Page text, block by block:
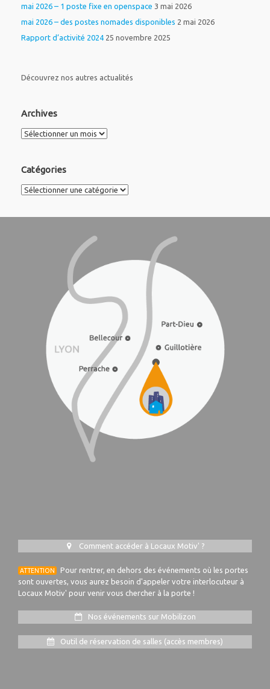
mai 2026 – 1 poste fixe en openspace 3 mai 2026
mai 2026 – des postes nomades disponibles 2 mai 2026
Rapport d’activité 2024 25 novembre 2025
Découvrez nos autres actualités
Archives
Archives
Catégories
Catégories
Comment accéder à Locaux Motiv' ?
ATTENTION
Pour rentrer, en dehors des événements où les portes
sont ouvertes, vous aurez besoin d'appeler votre interlocuteur à
Locaux Motiv' pour venir vous chercher à la porte !
Nos événements sur Mobilizon
Outil de réservation de salles (accès membres)